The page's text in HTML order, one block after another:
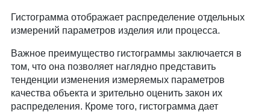
Гистограмма отображает распределение отдельных
измерений параметров изделия или процесса.
Важное преимущество гистограммы заключается в
том, что она позволяет наглядно представить
тенденции изменения измеряемых параметров
качества объекта и зрительно оценить закон их
распределения. Кроме того, гистограмма дает